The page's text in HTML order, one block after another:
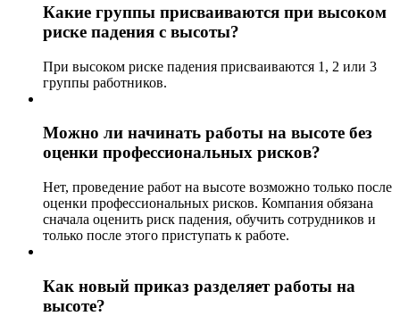
Какие группы присваиваются при высоком
риске падения с высоты?
При высоком риске падения присваиваются 1, 2 или 3
группы работников.
Можно ли начинать работы на высоте без
оценки профессиональных рисков?
Нет, проведение работ на высоте возможно только после
оценки профессиональных рисков. Компания обязана
сначала оценить риск падения, обучить сотрудников и
только после этого приступать к работе.
Как новый приказ разделяет работы на
высоте?